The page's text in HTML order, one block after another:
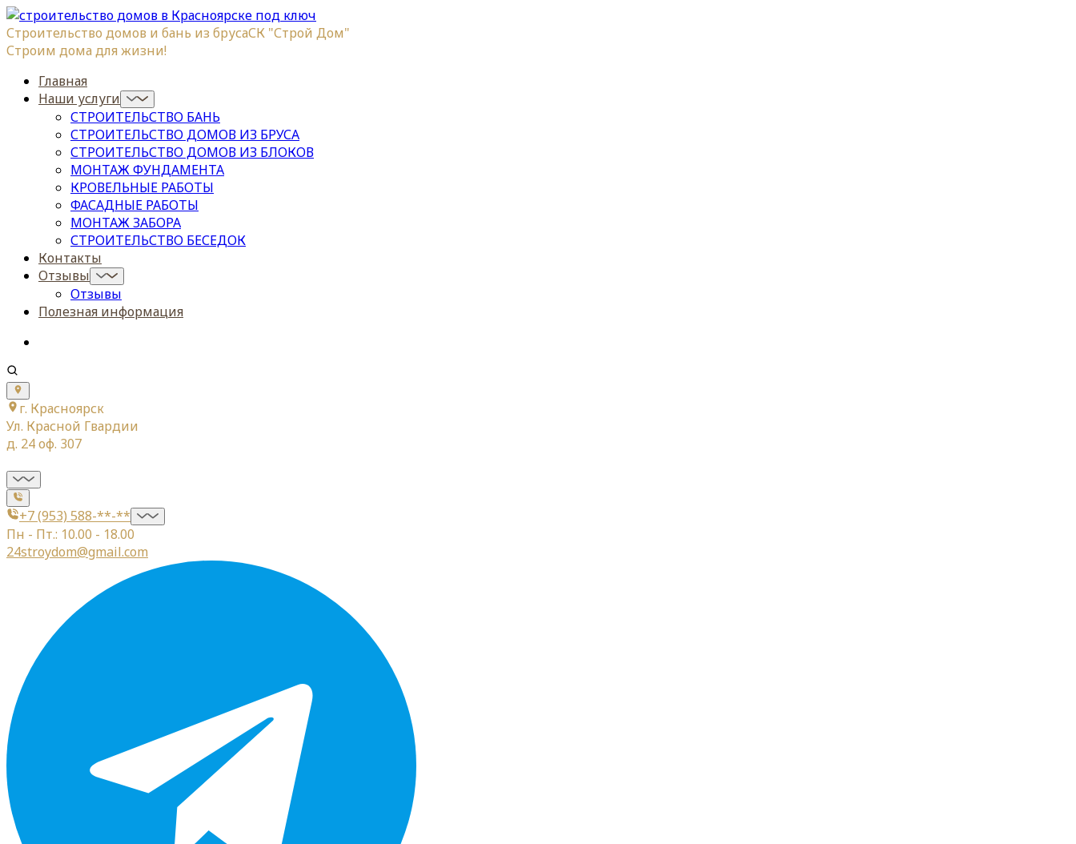
Строительство домов и бань из брусаСК "Строй Дом"
Строим дома для жизни!
Главная
Наши услуги
СТРОИТЕЛЬСТВО БАНЬ
СТРОИТЕЛЬСТВО ДОМОВ ИЗ БРУСА
СТРОИТЕЛЬСТВО ДОМОВ ИЗ БЛОКОВ
МОНТАЖ ФУНДАМЕНТА
КРОВЕЛЬНЫЕ РАБОТЫ
ФАСАДНЫЕ РАБОТЫ
МОНТАЖ ЗАБОРА
СТРОИТЕЛЬСТВО БЕСЕДОК
Контакты
Отзывы
Отзывы
Полезная информация
г. Красноярск
Ул. Красной Гвардии
д. 24 оф. 307
+7 (953) 588-**-**
Пн - Пт.: 10.00 - 18.00
24stroydom@gmail.com